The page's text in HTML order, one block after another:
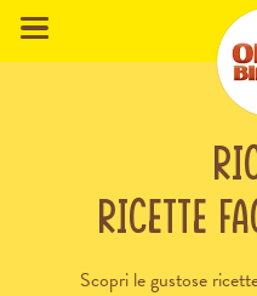
Ricette
Scopri le gustose